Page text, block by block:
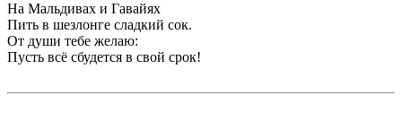
На Мальдивах и Гавайях
Пить в шезлонге сладкий сок.
От души тебе желаю:
Пусть всё сбудется в свой срок!